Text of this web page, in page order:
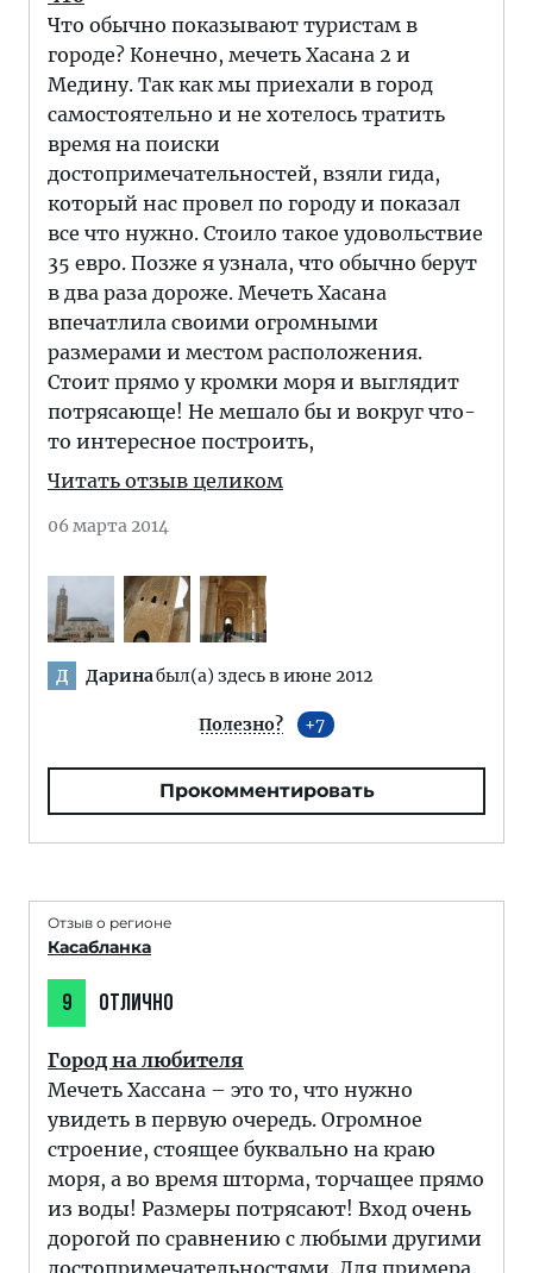
Что обычно показывают туристам в
городе? Конечно, мечеть Хасана 2 и
Медину. Так как мы приехали в город
самостоятельно и не хотелось тратить
время на поиски
достопримечательностей, взяли гида,
который нас провел по городу и показал
все что нужно. Стоило такое удовольствие
35 евро. Позже я узнала, что обычно берут
в два раза дороже. Мечеть Хасана
впечатлила своими огромными
размерами и местом расположения.
Стоит прямо у кромки моря и выглядит
потрясающе! Не мешало бы и вокруг что-
то интересное построить,
Читать отзыв целиком
06 марта 2014
Д Даринабыл(а) здесь в июне 2012
Полезно? 7
Прокомментировать
Отзыв о регионе
Касабланка
9 ОТЛИЧНО
Город на любителя
Мечеть Хассана – это то, что нужно
увидеть в первую очередь. Огромное
строение, стоящее буквально на краю
моря, а во время шторма, торчащее прямо
из воды! Размеры потрясают! Вход очень
дорогой по сравнению с любыми другими
достопримечательностями. Для примера,